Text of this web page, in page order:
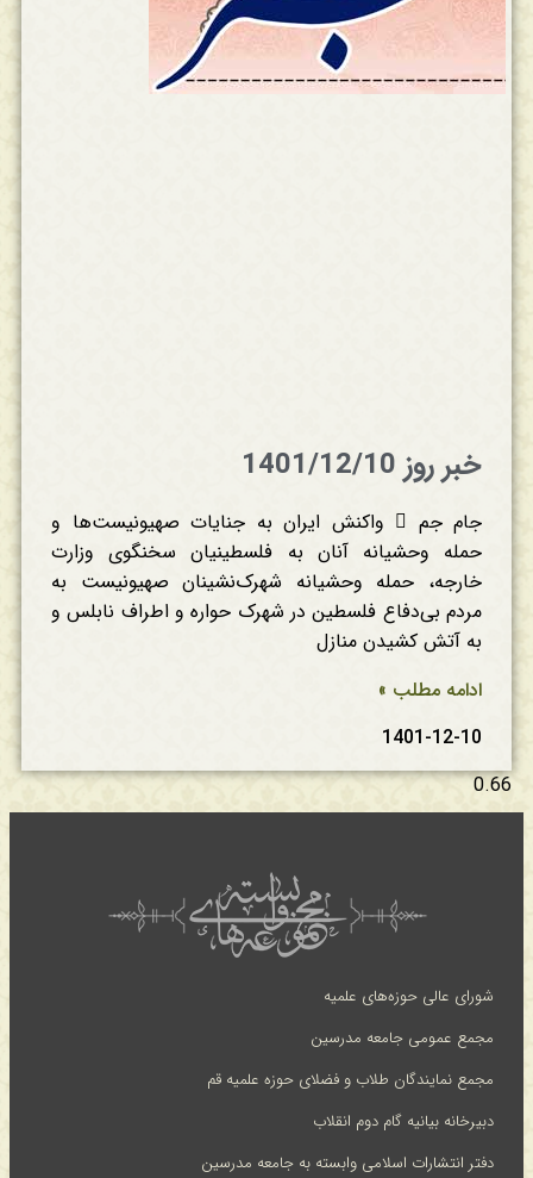
خبر روز 1401/12/10
جام جم  واکنش ایران به جنایات صهیونیست‌ها و
حمله وحشیانه آنان به فلسطینیان سخنگوی وزارت
خارجه، حمله وحشیانه شهرک‌نشینان صهیونیست به
مردم بی‌دفاع فلسطین در شهرک حواره و اطراف نابلس و
به آتش کشیدن منازل
ادامه مطلب »
1401-12-10
شورای عالی حوزه‌های علمیه
مجمع عمومی جامعه مدرسین
مجمع نمایندگان طلاب و فضلای حوزه علمیه قم
دبیرخانه بیانیه گام دوم انقلاب
دفتر انتشارات اسلامی وابسته به جامعه مدرسین